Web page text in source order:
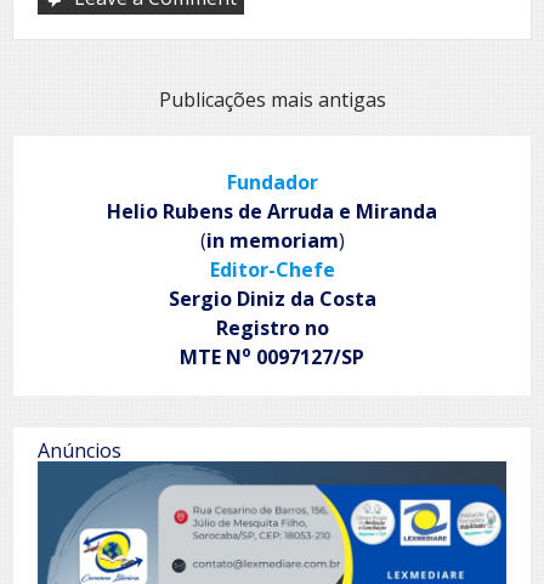
NavegaçãoPublicações mais antigas
Fundador
Helio Rubens de Arruda e Miranda
(in memoriam)
Editor-Chefe
Sergio Diniz da Costa
Registro no
MTE No 0097127/SP
Anúncios